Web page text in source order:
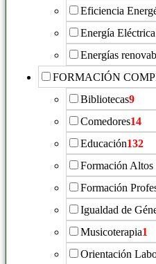
Eficiencia
Energía Eléctrica
Energías
FORMACIÓN
Bibliotecas9
Comedores14
Educación132
Formación Altos
Formación
Igualdad de
Musicoterapia1
Orientación